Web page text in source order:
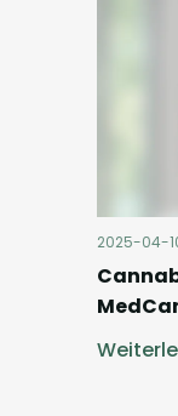
2025-04-